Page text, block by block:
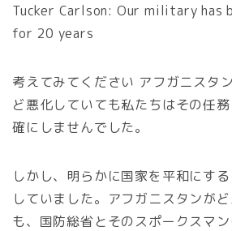
Tucker Carlson: Our military has
for 20 years
考えてみてください アフガニスタ
ど悪化していても私たちはその任
確にしませんでした。
しかし、明らかに国家を平和にす
していました。アフガニスタンが
も、国防総省とそのスポークスマ